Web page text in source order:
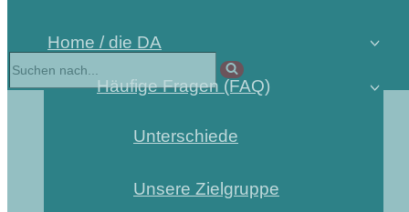
Home / die DA
Häufige Fragen (FAQ)
Unterschiede
Unsere Zielgruppe